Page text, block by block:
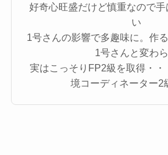
好奇心旺盛だけど慎重なので
い
1号さんの影響で多趣味に。作
1号さんと変わ
実はこっそりFP2級を取得・・
境コーディネーター2